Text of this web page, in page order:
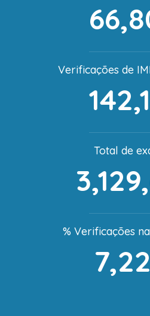
Verificações de
Total de
% Verificações